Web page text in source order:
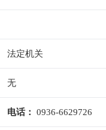
法定机关
无
电话： 0936-6629726